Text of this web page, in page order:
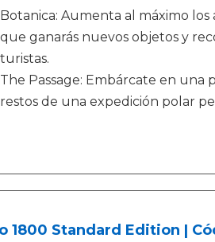
Botanica: Aumenta al máximo
que ganarás nuevos objetos y
turistas.
The Passage: Embárcate en una
restos de una expedición polar
1800 Standard Edition |